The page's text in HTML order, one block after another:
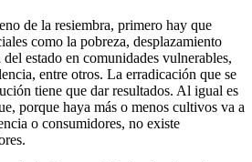
de la resiembra, primero hay que
como la pobreza, desplazamiento
estado en comunidades vulnerables,
entre otros. La erradicación que se
tiene que dar resultados. Al igual es
porque haya más o menos cultivos va a
o consumidores, no existe